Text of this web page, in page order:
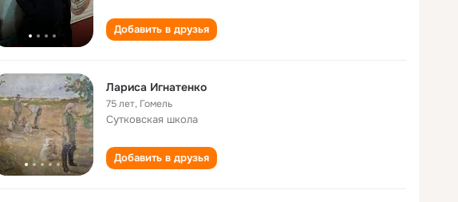
Добавить в друзья
Лариса Игнатенко
75 лет, Гомель
Сутковская школа
Добавить в друзья